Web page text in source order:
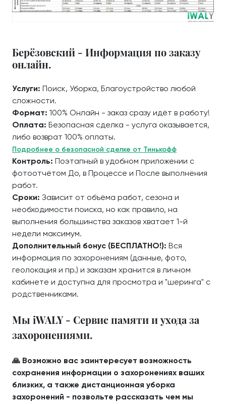
Берёзовский - Информация по заказу
онлайн.
Услуги: Поиск, Уборка, Благоустройство любой
сложности.
Формат: 100% Онлайн - заказ сразу идёт в работу!
Оплата: Безопасная сделка - услуга оказывается,
либо возврат 100% оплаты.
Подробнее о безопасной сделке от Тинькофф
Контроль: Поэтапный в удобном приложении с
фотоотчётом До, в Процессе и После выполнения
работ.
Сроки: Зависит от объёма работ, сезона и
необходимости поиска, но как правило, на
выполнения большинства заказов хватает 1-й
недели максимум.
Дополнительный бонус (БЕСПЛАТНО!): Вся
информация по захоронениям (данные, фото,
геолокация и пр.) и заказам хранится в личном
кабинете и доступна для просмотра и "шеринга" с
родственниками.
Мы iWALY - Сервис памяти и ухода за
захоронениями.
🙏 Возможно вас заинтересует возможность
сохранения информации о захоронениях ваших
близких, а также дистанционная уборка
захоронений - позвольте рассказать чем мы